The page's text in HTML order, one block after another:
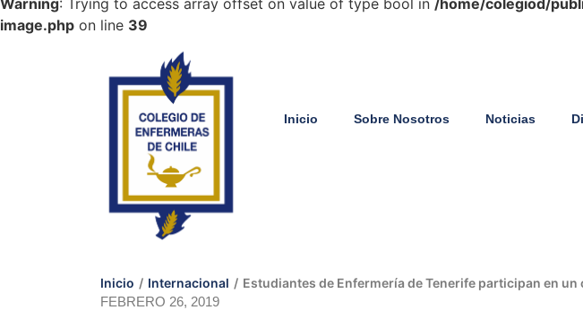
Warning: Trying to access array offset on value of type bool in /home/colegiod/
image.php on line 39
Inicio Sobre Nosotros Noticias
Inicio / Internacional / Estudiantes de Enfermería de Tenerife participan en
FEBRERO 26, 2019